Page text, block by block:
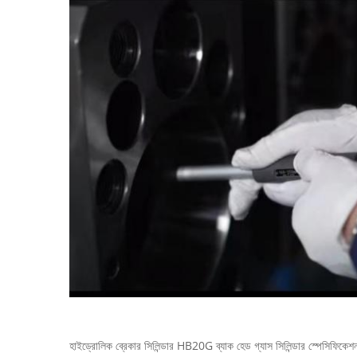
হাইড্রোলিক ব্রেকার সিলিন্ডার HB20G ব্যাক হেড গ্যাস সিলিন্ডার